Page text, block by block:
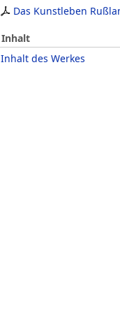
Das Kunstleben
Inhalt
Inhalt des Werkes